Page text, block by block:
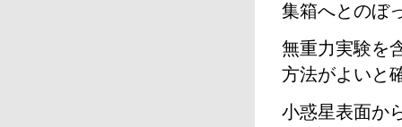
集箱へとのぼ
無重力実験を
方法がよいと
小惑星表面か